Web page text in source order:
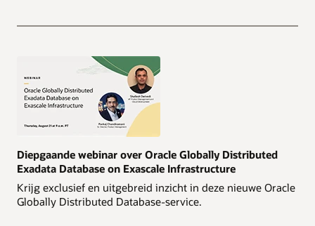
Diepgaande webinar over Oracle Globally Distributed
Exadata Database on Exascale Infrastructure
Krijg exclusief en uitgebreid inzicht in deze nieuwe Oracle
Globally Distributed Database-service.